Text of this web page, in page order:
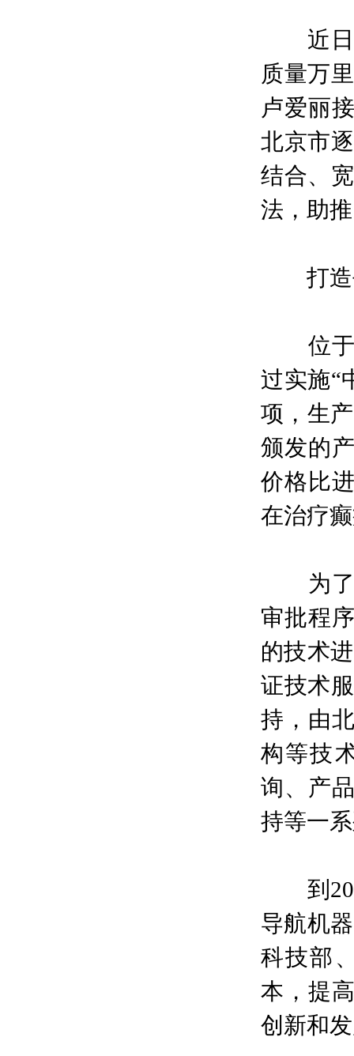
近日，
质量万
卢爱丽
北京市
结合、
法，助
打造
位于
过实施“
项，生
颁发的
价格比
在治疗
为了
审批程
的技术
证技术
持，由
构等技
询、产
持等一
到
导航机
科技部
本，提
创新和